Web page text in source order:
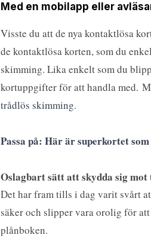
Med en mobilapp eller
Visste du att de nya kontaktlösa
de kontaktlösa korten, som du
skimming. Lika enkelt som du
kortuppgifter för att handla med.
trådlös skimming.
Passa på: Här är superkortet
Oslagbart sätt att skydda sig
Det har fram tills i dag varit svårt
säker och slipper vara orolig för
plånboken.